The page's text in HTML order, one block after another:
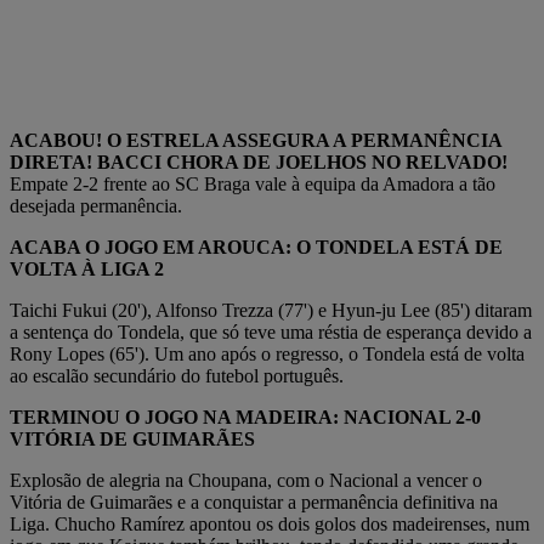
ACABOU! O ESTRELA ASSEGURA A PERMANÊNCIA
DIRETA! BACCI CHORA DE JOELHOS NO RELVADO!
Empate 2-2 frente ao SC Braga vale à equipa da Amadora a tão
desejada permanência.
ACABA O JOGO EM AROUCA: O TONDELA ESTÁ DE
VOLTA À LIGA 2
Taichi Fukui (20'), Alfonso Trezza (77') e Hyun-ju Lee (85') ditaram
a sentença do Tondela, que só teve uma réstia de esperança devido a
Rony Lopes (65'). Um ano após o regresso, o Tondela está de volta
ao escalão secundário do futebol português.
TERMINOU O JOGO NA MADEIRA: NACIONAL 2-0
VITÓRIA DE GUIMARÃES
Explosão de alegria na Choupana, com o Nacional a vencer o
Vitória de Guimarães e a conquistar a permanência definitiva na
Liga. Chucho Ramírez apontou os dois golos dos madeirenses, num